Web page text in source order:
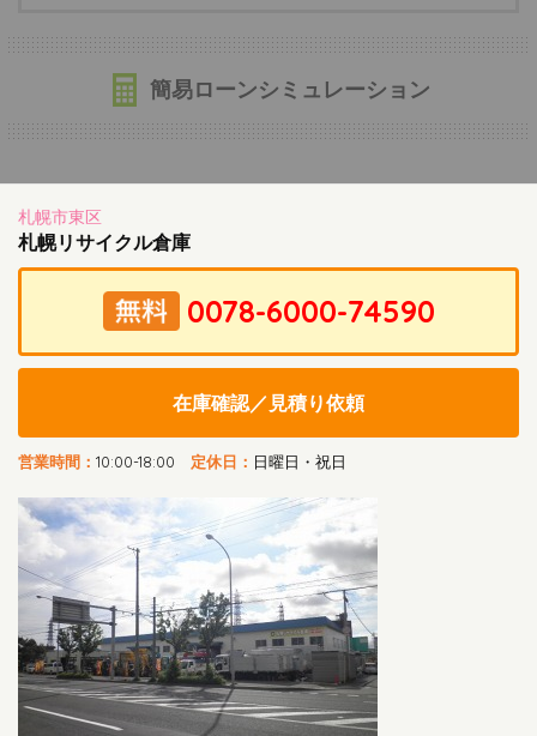
簡易ローンシミュレーション
札幌市東区
札幌リサイクル倉庫
在庫確認／見積り依頼
営業時間： 10:00-18:00 定休日： 日曜日・祝日